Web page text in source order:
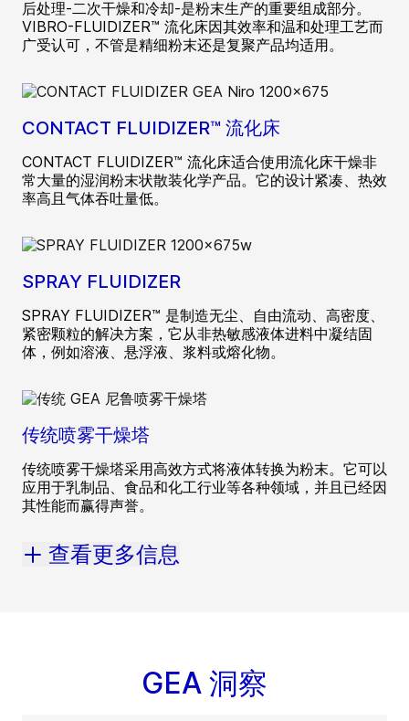
后处理-二次干燥和冷却-是粉末生产的重要组成部分。
VIBRO-FLUIDIZER™ 流化床因其效率和温和处理工艺而
广受认可，不管是精细粉末还是复聚产品均适用。
CONTACT FLUIDIZER™ 流化床
CONTACT FLUIDIZER™ 流化床适合使用流化床干燥非
常大量的湿润粉末状散装化学产品。它的设计紧凑、热效
率高且气体吞吐量低。
SPRAY FLUIDIZER
SPRAY FLUIDIZER™ 是制造无尘、自由流动、高密度、
紧密颗粒的解决方案，它从非热敏感液体进料中凝结固
体，例如溶液、悬浮液、浆料或熔化物。
传统喷雾干燥塔
传统喷雾干燥塔采用高效方式将液体转换为粉末。它可以
应用于乳制品、食品和化工行业等各种领域，并且已经因
其性能而赢得声誉。
查看更多信息
GEA 洞察